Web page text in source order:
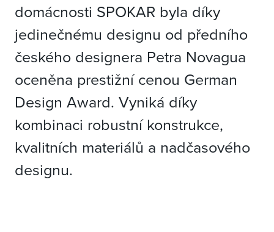
domácnosti SPOKAR byla díky
jedinečnému designu od předního
českého designera Petra Novagua
oceněna prestižní cenou German
Design Award. Vyniká díky
kombinaci robustní konstrukce,
kvalitních materiálů a nadčasového
designu.